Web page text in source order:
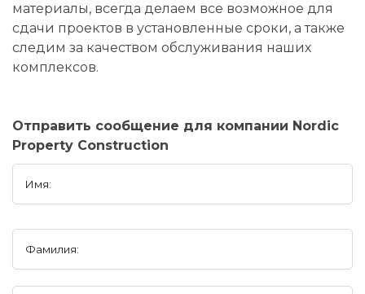
материалы, всегда делаем все возможное для
сдачи проектов в установленные сроки, а также
следим за качеством обслуживания наших
комплексов.
Отправить сообщение для компании Nordic
Property Construction
Имя:
Фамилия: